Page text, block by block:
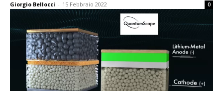
Giorgio Bellocci - 15 Febbraio 2022 0